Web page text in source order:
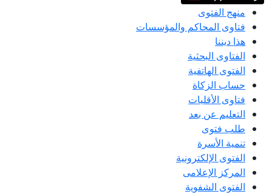
منهج الفتوى
فتاوى المحاكم والمؤسسات
هذا ديننا
الفتاوى البحثية
الفتوى الهاتفية
حساب الزكاة
فتاوى الأقليات
التعليم عن بعد
طلب فتوى
تنمية الأسرة
الفتوى الإلكترونية
المركز الإعلامى
الفتوى الشفوية